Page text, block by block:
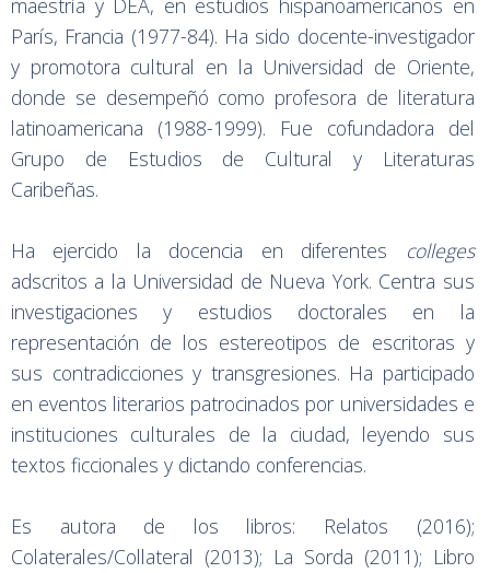
maestría y DEA, en estudios hispanoamericanos en
París, Francia (1977-84). Ha sido docente-investigador
y promotora cultural en la Universidad de Oriente,
donde se desempeñó como profesora de literatura
latinoamericana (1988-1999). Fue cofundadora del
Grupo de Estudios de Cultural y Literaturas
Caribeñas.
Ha ejercido la docencia en diferentes colleges
adscritos a la Universidad de Nueva York. Centra sus
investigaciones y estudios doctorales en la
representación de los estereotipos de escritoras y
sus contradicciones y transgresiones. Ha participado
en eventos literarios patrocinados por universidades e
instituciones culturales de la ciudad, leyendo sus
textos ficcionales y dictando conferencias.
Es autora de los libros: Relatos (2016);
Colaterales/Collateral (2013); La Sorda (2011); Libro